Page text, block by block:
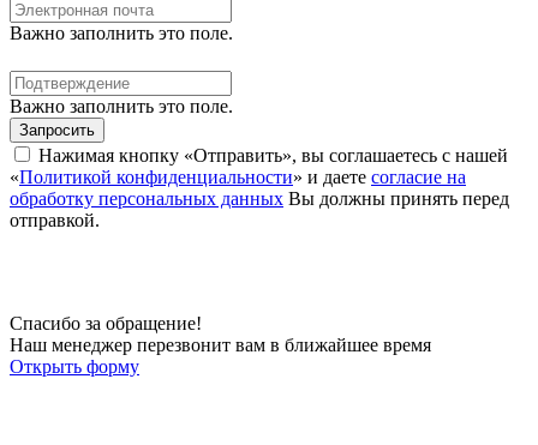
Важно заполнить это поле.
Важно заполнить это поле.
Запросить
Нажимая кнопку «Отправить», вы соглашаетесь с нашей
«Политикой конфиденциальности» и даете согласие на
обработку персональных данных Вы должны принять перед
отправкой.
Спасибо за обращение!
Наш менеджер перезвонит вам в ближайшее время
Открыть форму